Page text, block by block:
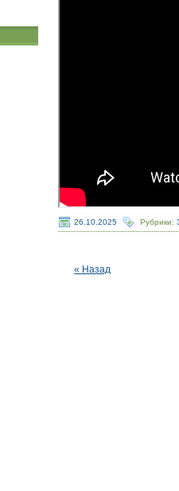
26.10.2025 Рубрики:
« Назад